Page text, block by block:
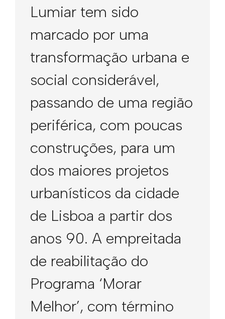
Lumiar tem sido
marcado por uma
transformação urbana e
social considerável,
passando de uma região
periférica, com poucas
construções, para um
dos maiores projetos
urbanísticos da cidade
de Lisboa a partir dos
anos 90. A empreitada
de reabilitação do
Programa ‘Morar
Melhor’, com término